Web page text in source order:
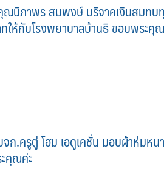
นิภาพร สมพงษ์ บริจาคเงินสมทบ
ให้กับโรงพยาบาลบ้านธิ ขอบพระคุ
.ครูตู่ โฮม เอดูเคชั่น มอบผ้าห่มหน
คุณค่ะ